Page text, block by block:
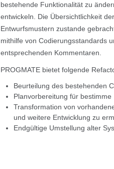
bestehende Funktionalität zu
entwickeln. Die Übersichtlichkeit
Entwurfsmustern zustande
mithilfe von Codierungsstandards
entsprechenden Kommentaren.
PROGMATE bietet folgende
Beurteilung des bestehenden
Planvorbereitung für
Transformation von
und weitere Entwicklung zu
Endgültige Umstellung alter